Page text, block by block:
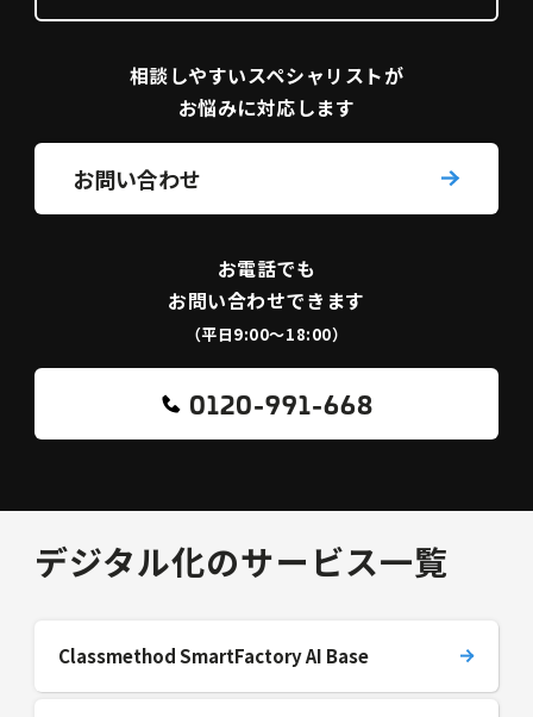
相談しやすいスペシャリストが
お悩みに対応します
お問い合わせ
お電話でも
お問い合わせできます
（平日9:00〜18:00）
0120-991-668
デジタル化のサービス一覧
Classmethod SmartFactory AI Base